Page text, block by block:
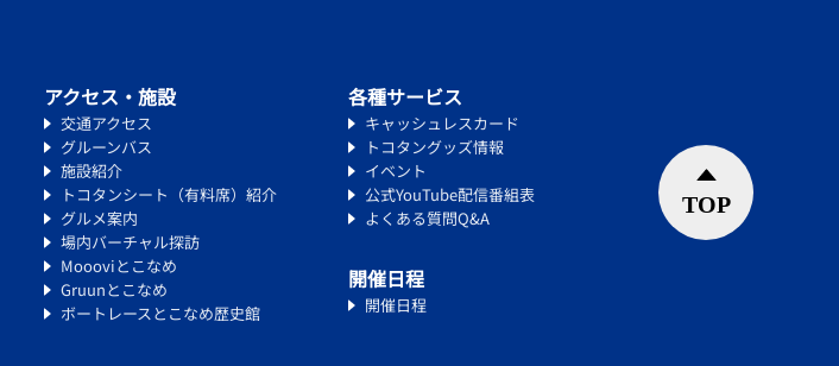
アクセス・施設
交通アクセス
グルーンバス
施設紹介
トコタンシート（有料席）紹介
グルメ案内
場内バーチャル探訪
Moooviとこなめ
Gruunとこなめ
ボートレースとこなめ歴史館
各種サービス
キャッシュレスカード
トコタングッズ情報
イベント
公式YouTube配信番組表
よくある質問Q&A
開催日程
開催日程